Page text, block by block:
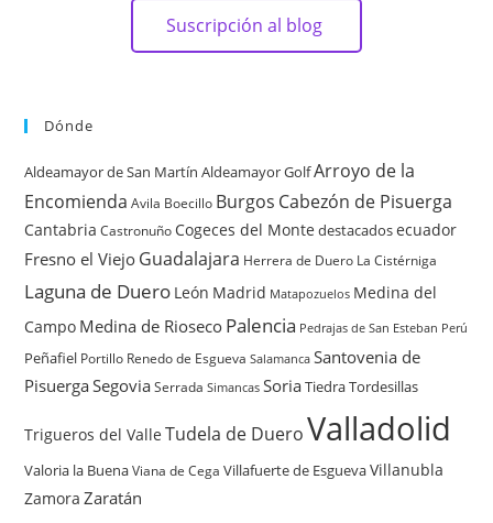
Suscripción al blog
Dónde
Aldeamayor de San Martín Aldeamayor GolfArroyo de la
Encomienda Avila Boecillo Burgos Cabezón de Pisuerga
Cantabria Castronuño Cogeces del Monte destacadosecuador
Fresno el Viejo Guadalajara Herrera de Duero La Cistérniga
Laguna de Duero León Madrid Matapozuelos Medina del
Campo Medina de Rioseco Palencia Pedrajas de San Esteban Perú
Peñafiel Portillo Renedo de Esgueva Salamanca Santovenia de
PisuergaSegovia Serrada Simancas SoriaTiedraTordesillas
Trigueros del Valle Tudela de Duero Valladolid
Valoria la Buena Viana de Cega Villafuerte de EsguevaVillanubla
Zamora Zaratán